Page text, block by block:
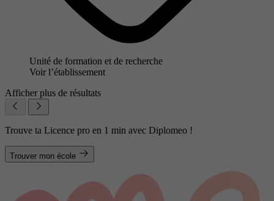
Unité de formation et de recherche
Voir l’établissement
Afficher plus de résultats
Trouve ta Licence pro en 1 min avec Diplomeo !
Trouver mon école